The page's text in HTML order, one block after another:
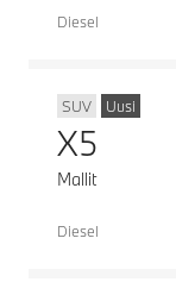
Diesel
SUV Uusi
X5
Mallit
Diesel